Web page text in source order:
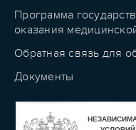
Программа
оказания
Обратная связь для
Документы